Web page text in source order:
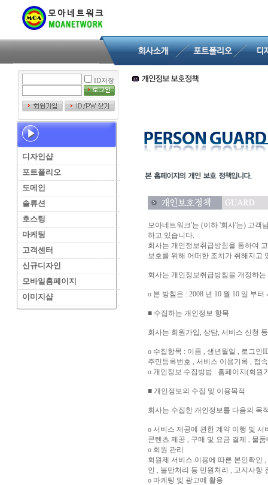
ID저장
디자인샵
포트폴리오
도메인
솔류션
호스팅
마케팅
고객센터
신규디자인
모바일홈페이지
이미지샵
모아네트워크'는 (이하 '회사'는) 고객
하고 있습니다.
회사는 개인정보취급방침을 통하여
보호를 위해 어떠한 조치가 취해지고
회사는 개인정보취급방침을 개정하
ο 본 방침은 : 2008 년 10 월 10 일 부터
■ 수집하는 개인정보 항목
회사는 회원가입, 상담, 서비스 신청
ο 수집항목 : 이름 , 생년월일 , 로그인
주민등록번호 , 서비스 이용기록 , 접
ο 개인정보 수집방법 : 홈페이지(회원
■ 개인정보의 수집 및 이용목적
회사는 수집한 개인정보를 다음의 목
ο 서비스 제공에 관한 계약 이행 및 서
콘텐츠 제공 , 구매 및 요금 결제 , 물
ο 회원 관리
회원제 서비스 이용에 따른 본인확인
인 , 불만처리 등 민원처리 , 고지사항
ο 마케팅 및 광고에 활용